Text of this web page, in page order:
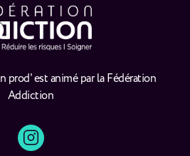
prod' est animé par la Fédération
Addiction